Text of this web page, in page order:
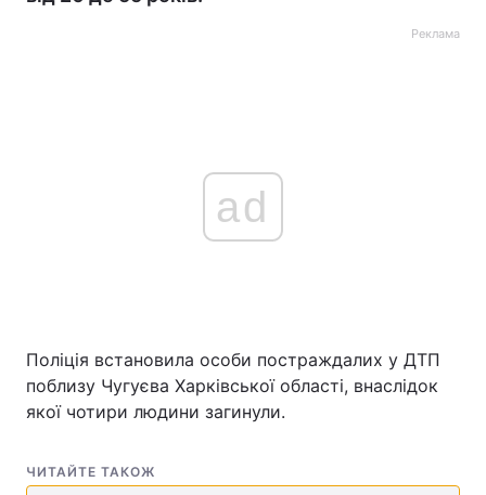
Реклама
ad
Поліція встановила особи постраждалих у ДТП
поблизу Чугуєва Харківської області, внаслідок
якої чотири людини загинули.
ЧИТАЙТЕ ТАКОЖ